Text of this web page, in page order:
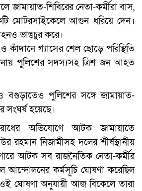
জামায়াত-শিবিরের নেতা-কর্মীরা বাস,
মোটরসাইকেলে আগুন ধরিয়ে দেন।
ভাঙচুর করে।
কাঁদানে গ্যাসের শেল ছোড়ে পরিস্থিতি
পুলিশের সদস্যসহ ত্রিশ জন আহত
বগুড়াতেও পুলিশের সঙ্গে জামায়াত-
সংঘর্ষ হয়েছে।
অভিযোগে আটক জামায়াতে
রহমান নিজামীসহ দলের শীর্ষস্থানীয়
আটক সব রাজনৈতিক নেতা-কর্মীর
আন্দোলনের কর্মসূচি ঘোষণা করেছিল
ঘোষণা অনুযায়ী আজ বিকেলে তারা